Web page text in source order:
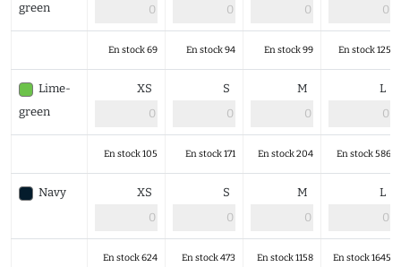
green
En stock 69 En stock 94 En stock 99 En stock 125
Lime-
green
XS S M L
En stock 105 En stock 171 En stock 204 En stock 586
Navy XS S M L
En stock 624 En stock 473 En stock 1158 En stock 1645